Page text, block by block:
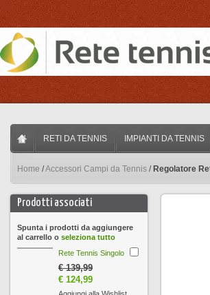
RETI DA TENNIS IMPIANTI DA TENNIS
Home /Accessori Campi da Tennis / Regolatore
Prodotti associati
Spunta i prodotti da aggiungere
al carrello o seleziona tutto
Rete Tennis Singolo
€ 139,99
€ 124,99